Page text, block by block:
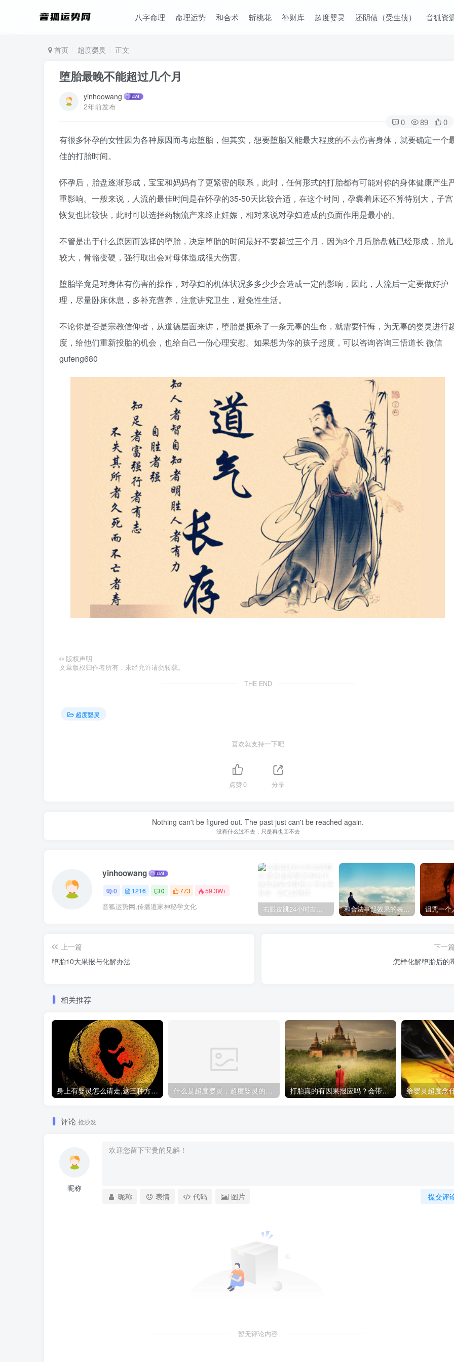
八字命理 命理运势 和合术 斩桃花 补财库 超度婴灵 还阴债（受生债） 音狐资
首页 超度婴灵 正文
堕胎最晚不能超过几个月
yinhoowang
2年前发布
0 89 0
有很多怀孕的女性因为各种原因而考虑堕胎，但其实，想要堕胎又能最大程度的不去伤害身体，就要确定一个
佳的打胎时间。
怀孕后，胎盘逐渐形成，宝宝和妈妈有了更紧密的联系，此时，任何形式的打胎都有可能对你的身体健康产生
重影响。一般来说，人流的最佳时间是在怀孕的35-50天比较合适，在这个时间，孕囊着床还不算特别大，子宫
恢复也比较快，此时可以选择药物流产来终止妊娠，相对来说对孕妇造成的负面作用是最小的。
不管是出于什么原因而选择的堕胎，决定堕胎的时间最好不要超过三个月，因为3个月后胎盘就已经形成，胎儿
较大，骨骼变硬，强行取出会对母体造成很大伤害。
堕胎毕竟是对身体有伤害的操作，对孕妇的机体状况多多少少会造成一定的影响，因此，人流后一定要做好护
理，尽量卧床休息，多补充营养，注意讲究卫生，避免性生活。
不论你是否是宗教信仰者，从道德层面来讲，堕胎是扼杀了一条无辜的生命，就需要忏悔，为无辜的婴灵进行
度，给他们重新投胎的机会，也给自己一份心理安慰。如果想为你的孩子超度，可以咨询咨询三悟道长 微信
gufeng680
© 版权声明
文章版权归作者所有，未经允许请勿转载。
THE END
超度婴灵
喜欢就支持一下吧
点赞0 分享
Nothing can't be figured out. The past just can't be reached again.
没有什么过不去，只是再也回不去
yinhoowang
0 1216 0 773 59.3W+
音狐运势网,传播道家神秘学文化
上一篇
堕胎10大果报与化解办法
下一
怎样化解堕胎后的
相关推荐
身上有婴灵怎么请走,这三种方法让你摆脱纠缠 什么是超度婴灵，超度婴灵的5个步骤 打胎真的有因果报应吗？会带来厄运吗？ 给婴灵超度念
评论 抢沙发
昵称
提交评
昵称 表情 代码 图片
暂无评论内容